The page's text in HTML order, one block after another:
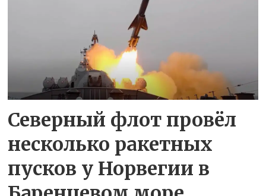
Северный флот провёл
несколько ракетных
пусков у Норвегии в